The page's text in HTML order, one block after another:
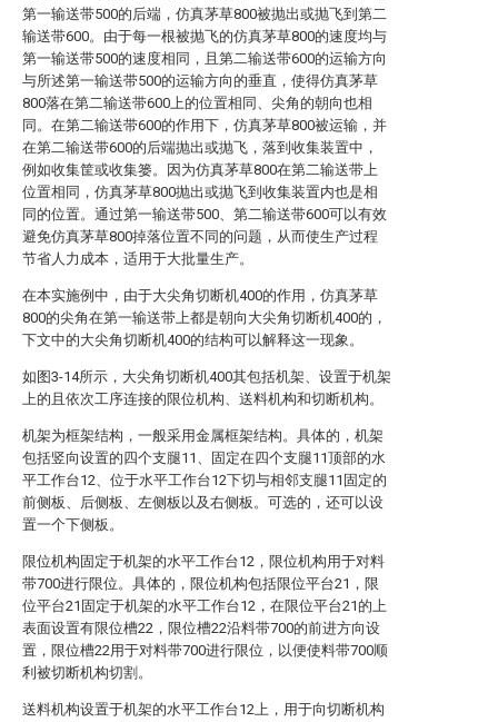
第一输送带500的后端，仿真茅草800被抛出或抛飞到第二
输送带600。由于每一根被抛飞的仿真茅草800的速度均与
第一输送带500的速度相同，且第二输送带600的运输方向
与所述第一输送带500的运输方向的垂直，使得仿真茅草
800落在第二输送带600上的位置相同、尖角的朝向也相
同。在第二输送带600的作用下，仿真茅草800被运输，并
在第二输送带600的后端抛出或抛飞，落到收集装置中，
例如收集筐或收集篓。因为仿真茅草800在第二输送带上
位置相同，仿真茅草800抛出或抛飞到收集装置内也是相
同的位置。通过第一输送带500、第二输送带600可以有效
避免仿真茅草800掉落位置不同的问题，从而使生产过程
节省人力成本，适用于大批量生产。
在本实施例中，由于大尖角切断机400的作用，仿真茅草
800的尖角在第一输送带上都是朝向大尖角切断机400的，
下文中的大尖角切断机400的结构可以解释这一现象。
如图3-14所示，大尖角切断机400其包括机架、设置于机架
上的且依次工序连接的限位机构、送料机构和切断机构。
机架为框架结构，一般采用金属框架结构。具体的，机架
包括竖向设置的四个支腿11、固定在四个支腿11顶部的水
平工作台12、位于水平工作台12下切与相邻支腿11固定的
前侧板、后侧板、左侧板以及右侧板。可选的，还可以设
置一个下侧板。
限位机构固定于机架的水平工作台12，限位机构用于对料
带700进行限位。具体的，限位机构包括限位平台21，限
位平台21固定于机架的水平工作台12，在限位平台21的上
表面设置有限位槽22，限位槽22沿料带700的前进方向设
置，限位槽22用于对料带700进行限位，以便使料带700顺
利被切断机构切割。
送料机构设置于机架的水平工作台12上，用于向切断机构